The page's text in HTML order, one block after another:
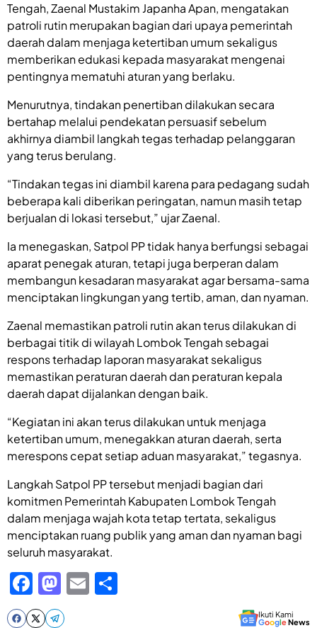
Tengah, Zaenal Mustakim Japanha Apan, mengatakan
patroli rutin merupakan bagian dari upaya pemerintah
daerah dalam menjaga ketertiban umum sekaligus
memberikan edukasi kepada masyarakat mengenai
pentingnya mematuhi aturan yang berlaku.
Menurutnya, tindakan penertiban dilakukan secara
bertahap melalui pendekatan persuasif sebelum
akhirnya diambil langkah tegas terhadap pelanggaran
yang terus berulang.
“Tindakan tegas ini diambil karena para pedagang sudah
beberapa kali diberikan peringatan, namun masih tetap
berjualan di lokasi tersebut,” ujar Zaenal.
Ia menegaskan, Satpol PP tidak hanya berfungsi sebagai
aparat penegak aturan, tetapi juga berperan dalam
membangun kesadaran masyarakat agar bersama-sama
menciptakan lingkungan yang tertib, aman, dan nyaman.
Zaenal memastikan patroli rutin akan terus dilakukan di
berbagai titik di wilayah Lombok Tengah sebagai
respons terhadap laporan masyarakat sekaligus
memastikan peraturan daerah dan peraturan kepala
daerah dapat dijalankan dengan baik.
“Kegiatan ini akan terus dilakukan untuk menjaga
ketertiban umum, menegakkan aturan daerah, serta
merespons cepat setiap aduan masyarakat,” tegasnya.
Langkah Satpol PP tersebut menjadi bagian dari
komitmen Pemerintah Kabupaten Lombok Tengah
dalam menjaga wajah kota tetap tertata, sekaligus
menciptakan ruang publik yang aman dan nyaman bagi
seluruh masyarakat.
F
a
M
a
E
Ikuti Kami
GoogleNews